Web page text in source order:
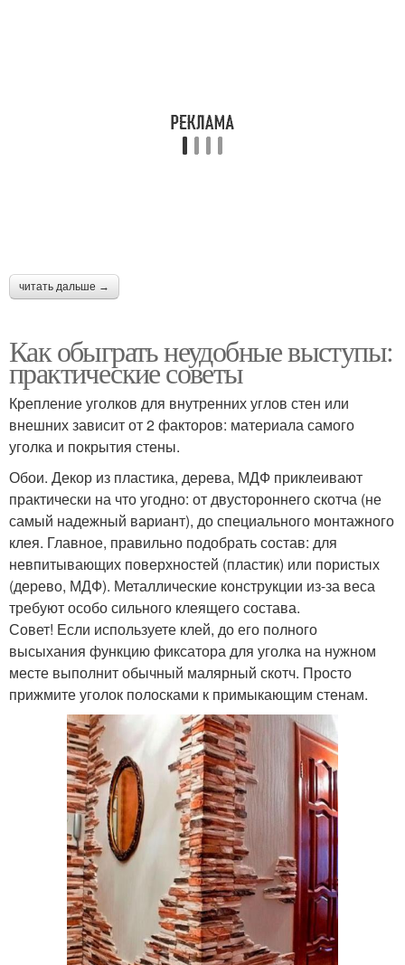
читать дальше →
Как обыграть неудобные выступы:
практические советы
Крепление уголков для внутренних углов стен или
внешних зависит от 2 факторов: материала самого
уголка и покрытия стены.
Обои. Декор из пластика, дерева, МДФ приклеивают
практически на что угодно: от двустороннего скотча (не
самый надежный вариант), до специального монтажного
клея. Главное, правильно подобрать состав: для
невпитывающих поверхностей (пластик) или пористых
(дерево, МДФ). Металлические конструкции из-за веса
требуют особо сильного клеящего состава.
Совет! Если используете клей, до его полного
высыхания функцию фиксатора для уголка на нужном
месте выполнит обычный малярный скотч. Просто
прижмите уголок полосками к примыкающим стенам.